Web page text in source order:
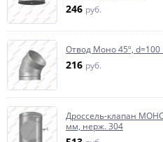
246 руб.
Отвод Моно 45º,
216 руб.
Дроссель-клапан
мм, нерж. 304